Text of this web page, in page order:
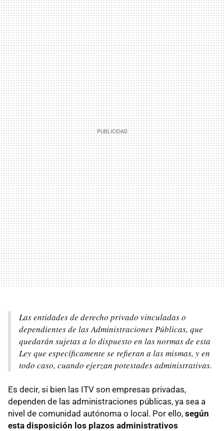
Las entidades de derecho privado vinculadas o
dependientes de las Administraciones Públicas, que
quedarán sujetas a lo dispuesto en las normas de esta
Ley que específicamente se refieran a las mismas, y en
todo caso, cuando ejerzan potestades administrativas.
Es decir, si bien las ITV son empresas privadas,
dependen de las administraciones públicas, ya sea a
nivel de comunidad autónoma o local. Por ello, según
esta disposición los plazos administrativos